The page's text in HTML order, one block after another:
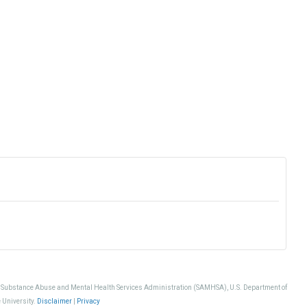
Abuse and Mental Health Services Administration (SAMHSA), U.S. Department of
University. Disclaimer| Privacy